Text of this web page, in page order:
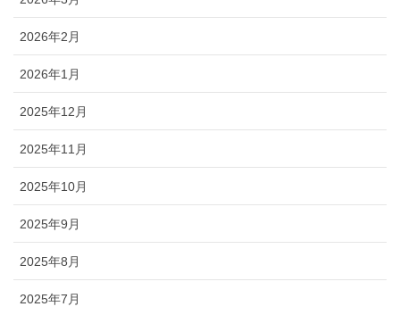
2026年2月
2026年1月
2025年12月
2025年11月
2025年10月
2025年9月
2025年8月
2025年7月